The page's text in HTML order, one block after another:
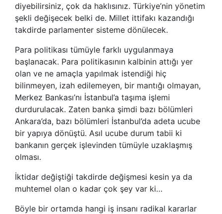
diyebilirsiniz, çok da haklısınız. Türkiye’nin yönetim
şekli değişecek belki de. Millet ittifakı kazandığı
takdirde parlamenter sisteme dönülecek.
Para politikası tümüyle farklı uygulanmaya
başlanacak. Para politikasının kalbinin attığı yer
olan ve ne amaçla yapılmak istendiği hiç
bilinmeyen, izah edilemeyen, bir mantığı olmayan,
Merkez Bankası’nı İstanbul’a taşıma işlemi
durdurulacak. Zaten banka şimdi bazı bölümleri
Ankara’da, bazı bölümleri İstanbul’da adeta ucube
bir yapıya dönüştü. Asıl ucube durum tabii ki
bankanın gerçek işlevinden tümüyle uzaklaşmış
olması.
İktidar değiştiği takdirde değişmesi kesin ya da
muhtemel olan o kadar çok şey var ki…
Böyle bir ortamda hangi iş insanı radikal kararlar